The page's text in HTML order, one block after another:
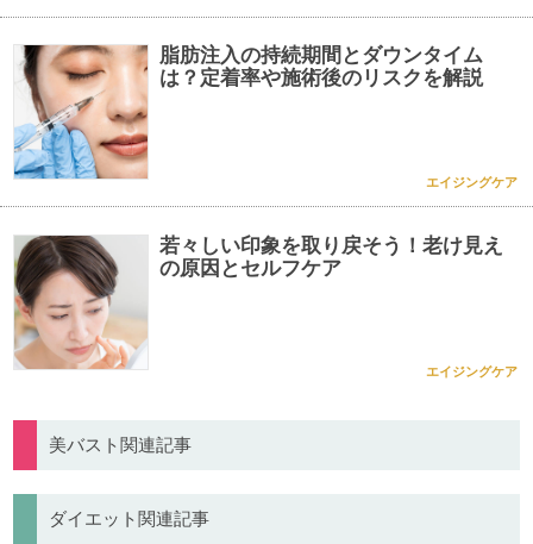
脂肪注入の持続期間とダウンタイム
は？定着率や施術後のリスクを解説
エイジングケア
若々しい印象を取り戻そう！老け見え
の原因とセルフケア
エイジングケア
美バスト関連記事
ダイエット関連記事